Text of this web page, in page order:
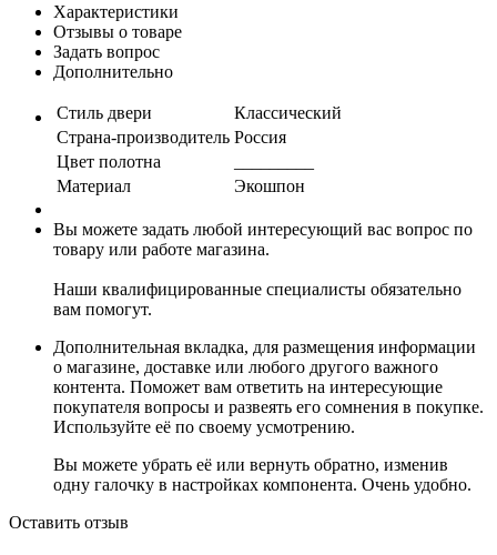
Характеристики
Отзывы о товаре
Задать вопрос
Дополнительно
Стиль двери
Классический
Страна-производитель Россия
Цвет полотна
Материал
Экошпон
Вы можете задать любой интересующий вас вопрос по
товару или работе магазина.
Наши квалифицированные специалисты обязательно
вам помогут.
Дополнительная вкладка, для размещения информации
о магазине, доставке или любого другого важного
контента. Поможет вам ответить на интересующие
покупателя вопросы и развеять его сомнения в покупке.
Используйте её по своему усмотрению.
Вы можете убрать её или вернуть обратно, изменив
одну галочку в настройках компонента. Очень удобно.
Оставить отзыв